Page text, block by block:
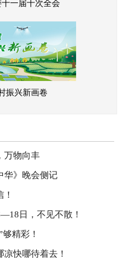
一届十次全会
振兴新画卷
万物向丰
华》晚会侧记
日，不见不散！
精彩！
快哪待着去！